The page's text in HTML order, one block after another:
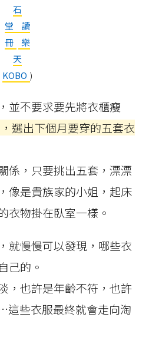
石
堂
讀
冊
樂
天
KOBO )
並不要求要先將衣櫃瘦
選出下個月要穿的五套衣
係，只要挑出五套，漂漂
像是貴族家的小姐，起床
衣物掛在臥室一樣。
就慢慢可以發現，哪些衣
己的。
，也許是年齡不符，也許
這些衣服最終就會走向淘